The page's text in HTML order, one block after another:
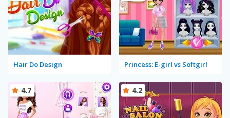
Hair Do Design Princess: E-girl vs Softgirl
4.7 4.2